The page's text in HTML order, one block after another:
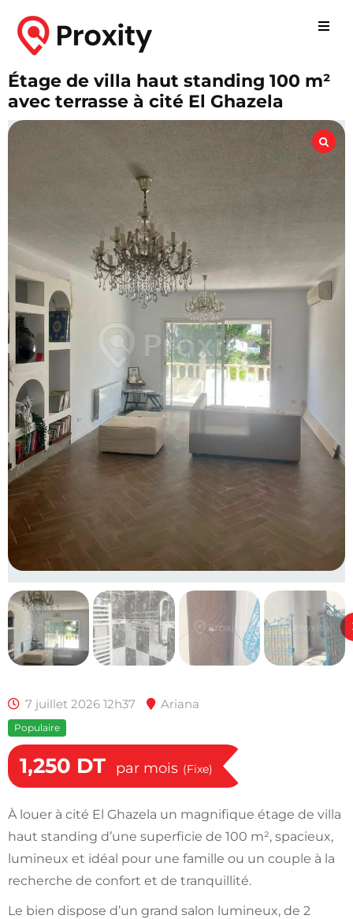
Étage de villa haut standing 100 m²
avec terrasse à cité El Ghazela
7 juillet 2026 12h37 Ariana
Populaire
1,250 DT par mois (Fixe)
À louer à cité El Ghazela un magnifique étage de villa
haut standing d’une superficie de 100 m², spacieux,
lumineux et idéal pour une famille ou un couple à la
recherche de confort et de tranquillité.
Le bien dispose d’un grand salon lumineux, de 2